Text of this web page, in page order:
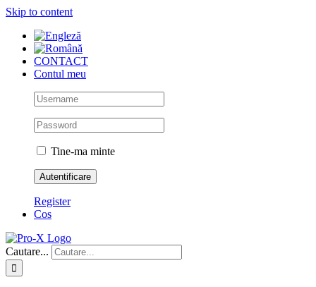
Skip to content
CONTACT
Contul meu
Tine-ma minte
Register
Cos
Cautare...